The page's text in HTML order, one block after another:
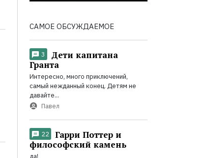
САМОЕ ОБСУЖДАЕМОЕ
3
Дети капитана
Гранта
Интересно, много приключений,
самый нежданный конец. Детям не
давайте...
Павел
22
Гарри Поттер и
философский камень